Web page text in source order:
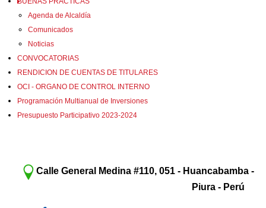
Agenda de Alcaldía
Comunicados
Noticias
CONVOCATORIAS
RENDICION DE CUENTAS DE TITULARES
OCI - ORGANO DE CONTROL INTERNO
Programación Multianual de Inversiones
Presupuesto Participativo 2023-2024
Calle General Medina #110, 051 - Huancabamba -
Piura - Perú